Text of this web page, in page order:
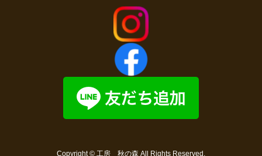
Copyright © 工房 秋の森 All Rights Reserved.